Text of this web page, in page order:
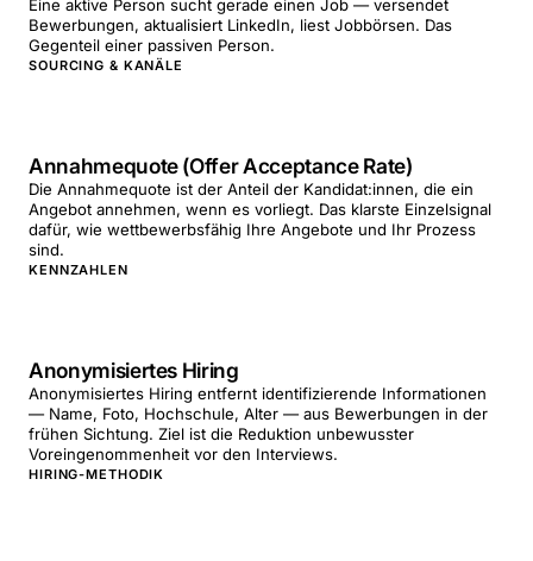
Eine aktive Person sucht gerade einen Job — versendet
Bewerbungen, aktualisiert LinkedIn, liest Jobbörsen. Das
Gegenteil einer passiven Person.
SOURCING & KANÄLE
Annahmequote (Offer Acceptance Rate)
Die Annahmequote ist der Anteil der Kandidat:innen, die ein
Angebot annehmen, wenn es vorliegt. Das klarste Einzelsignal
dafür, wie wettbewerbsfähig Ihre Angebote und Ihr Prozess
sind.
KENNZAHLEN
Anonymisiertes Hiring
Anonymisiertes Hiring entfernt identifizierende Informationen
— Name, Foto, Hochschule, Alter — aus Bewerbungen in der
frühen Sichtung. Ziel ist die Reduktion unbewusster
Voreingenommenheit vor den Interviews.
HIRING-METHODIK